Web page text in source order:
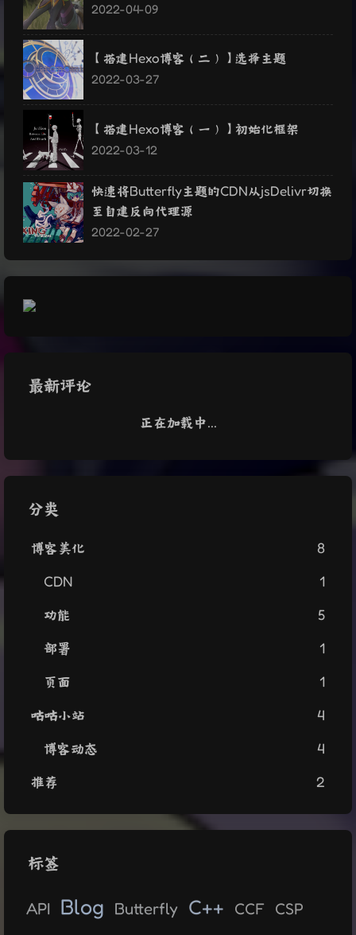
2022-04-09
【搭建Hexo博客（二）】选择主题
2022-03-27
【搭建Hexo博客（一）】初始化框架
2022-03-12
快速将Butterfly主题的CDN从jsDelivr切换
至自建反向代理源
2022-02-27
最新评论
正在加载中...
分类
博客美化
8
CDN
1
功能
5
部署
1
页面
1
咕咕小站
4
博客动态
4
推荐
2
标签
API Blog Butterfly C++ CCF CSP